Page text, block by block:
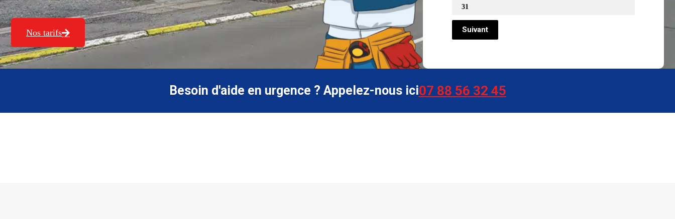
Nos tarifs
31
Suivant
Besoin d'aide en urgence ? Appelez-nous ici07 88 56 32 45